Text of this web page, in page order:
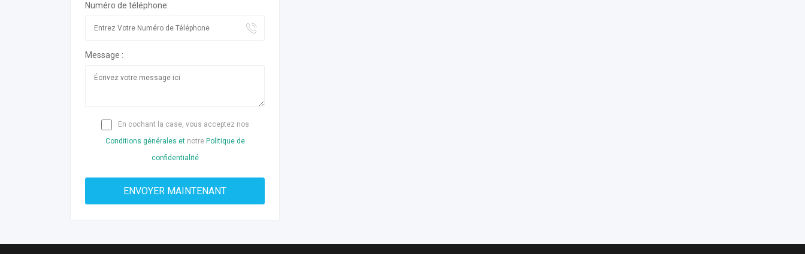
Numéro de téléphone:
Message :
En cochant la case, vous acceptez nos
Conditions générales etnotre Politique de
confidentialité